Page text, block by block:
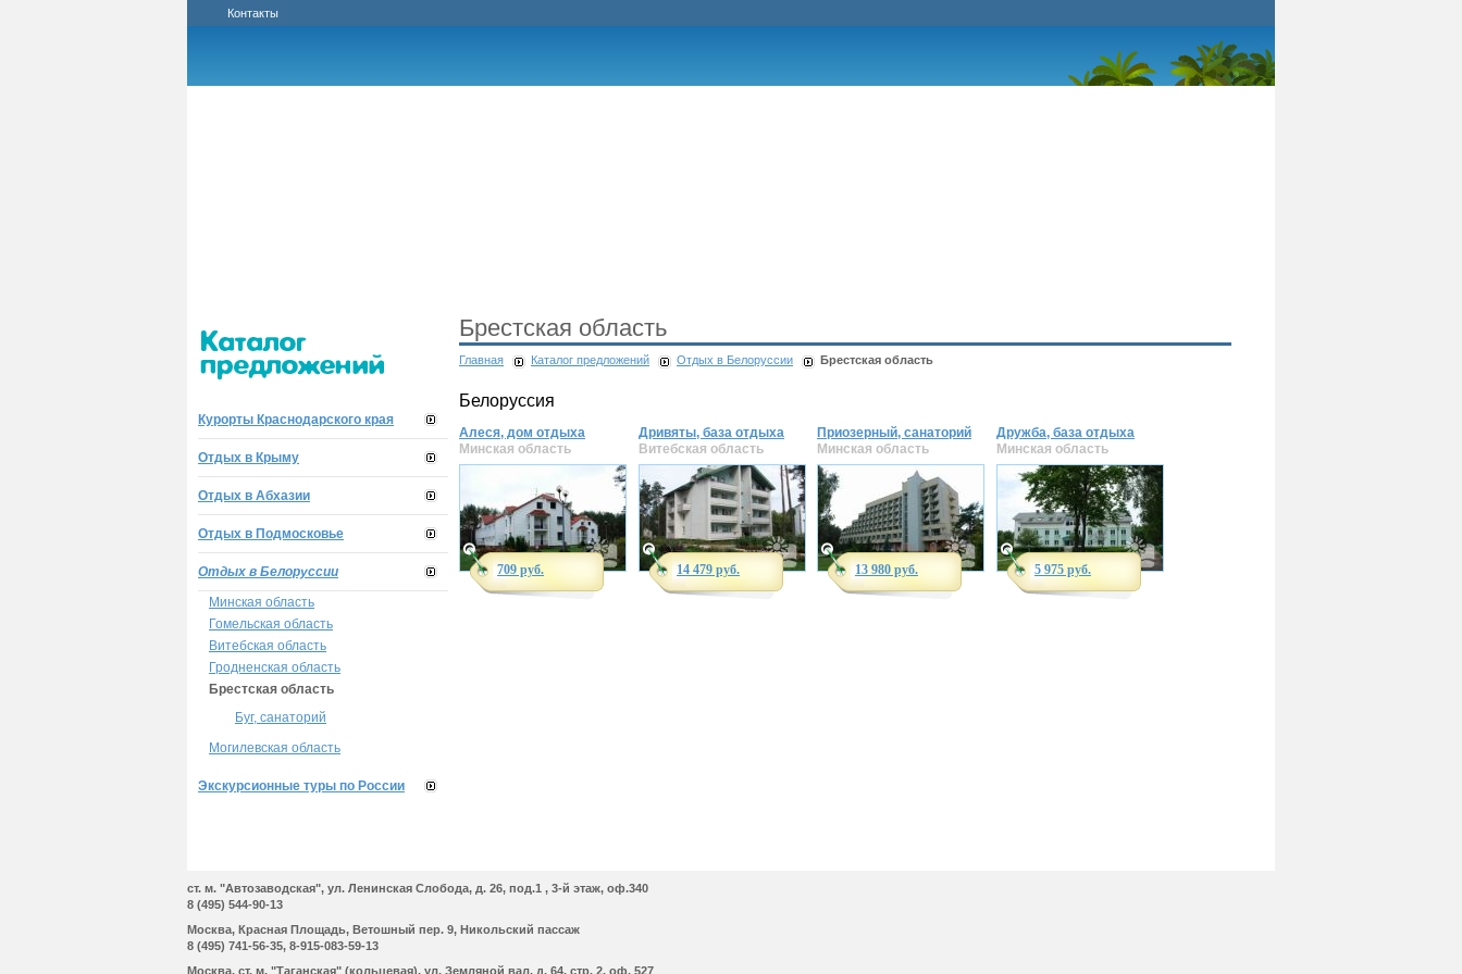
Контакты
Курорты Краснодарского края
Отдых в Крыму
Отдых в Абхазии
Отдых в Подмосковье
Отдых в Белоруссии
Минская область
Гомельская область
Витебская область
Гродненская область
Брестская область
Буг, санаторий
Могилевская область
Экскурсионные туры по России
Брестская область
Главная Каталог предложений Отдых в Белоруссии Брестская область
Белоруссия
Алеся, дом отдыха
Минская область
709 руб.
Дривяты, база отдыха
Витебская область
14 479 руб.
Приозерный, санаторий
Минская область
13 980 руб.
Дружба, база отдыха
Минская область
5 975 руб.
cт. м. "Автозаводская", ул. Ленинская Cлобода, д. 26, под.1 , 3-й этаж, оф.340
8 (495) 544-90-13
Москва, Красная Площадь, Ветошный пер. 9, Никольский пассаж
8 (495) 741-56-35, 8-915-083-59-13
Москва, cт. м. "Таганская" (кольцевая), ул. Земляной вал, д. 64, стр. 2, оф. 527